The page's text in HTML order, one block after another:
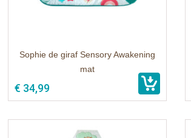
Sophie de giraf Sensory Awakening
mat
€ 34,99